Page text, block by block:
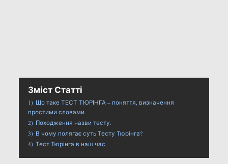
Зміст Статті
1) Що таке ТЕСТ ТЮРІНГА – поняття, визначення
простими словами.
2) Походження назви тесту.
3) В чому полягає суть Тесту Тюрінга?
4) Тест Тюрінга в наш час.